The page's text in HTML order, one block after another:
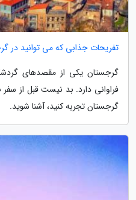
تفریحات جذابی که می توانید در
گرجستان یکی از مقصدهای
فراوانی دارد. بد نیست قبل از
گرجستان تجربه کنید، آشنا شوید.